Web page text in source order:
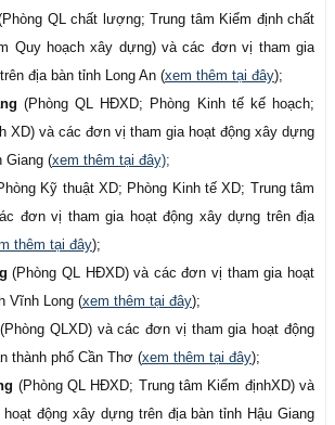
QL chất lượng; Trung tâm Kiểm định chất
Quy hoạch xây dựng) và các đơn vị tham gia
địa bàn tỉnh Long An (xem thêm tại đây);
(Phòng QL HĐXD; Phòng Kinh tế kế hoạch;
XD) và các đơn vị tham gia hoạt động xây dựng
Giang (xem thêm tại đây);
Kỹ thuật XD; Phòng Kinh tế XD; Trung tâm
đơn vị tham gia hoạt động xây dựng trên địa
thêm tại đây);
(Phòng QL HĐXD) và các đơn vị tham gia hoạt
Vĩnh Long (xem thêm tại đây);
QLXD) và các đơn vị tham gia hoạt động
thành phố Cần Thơ (xem thêm tại đây);
(Phòng QL HĐXD; Trung tâm Kiểm địnhXD) và
động xây dựng trên địa bàn tỉnh Hậu Giang